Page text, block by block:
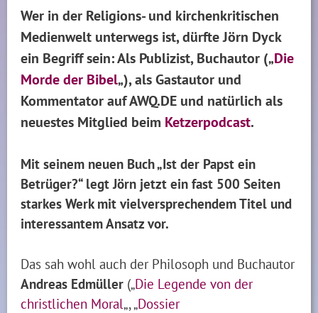
Wer in der Religions- und kirchenkritischen
Medienwelt unterwegs ist, dürfte Jörn Dyck
ein Begriff sein: Als Publizist, Buchautor („Die
Morde der Bibel„), als Gastautor und
Kommentator auf AWQ.DE und natürlich als
neuestes Mitglied beim Ketzerpodcast.
Mit seinem neuen Buch „Ist der Papst ein
Betrüger?“ legt Jörn jetzt ein fast 500 Seiten
starkes Werk mit vielversprechendem Titel und
interessantem Ansatz vor.
Das sah wohl auch der Philosoph und Buchautor
Andreas Edmüller („Die Legende von der
christlichen Moral„, „Dossier